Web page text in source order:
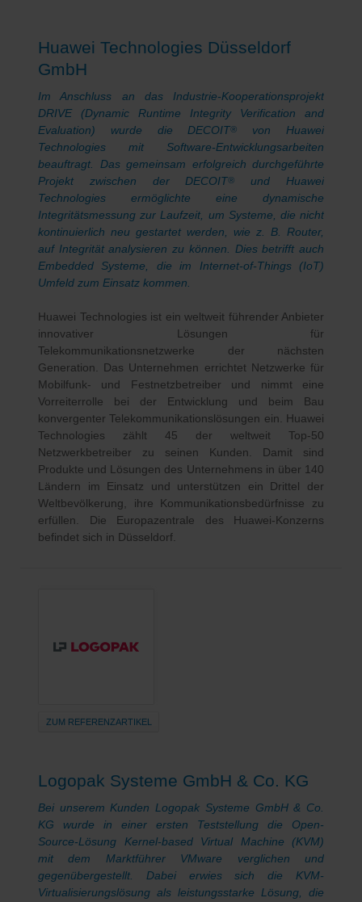
Huawei Technologies Düsseldorf
GmbH
Im Anschluss an das Industrie-Kooperationsprojekt
DRIVE (Dynamic Runtime Integrity Verification and
Evaluation) wurde die DECOIT®
von Huawei
Technologies mit Software-Entwicklungsarbeiten
beauftragt. Das gemeinsam erfolgreich durchgeführte
Projekt zwischen der DECOIT®
und Huawei
Technologies ermöglichte eine dynamische
Integritätsmessung zur Laufzeit, um Systeme, die nicht
kontinuierlich neu gestartet werden, wie z. B. Router,
auf Integrität analysieren zu können. Dies betrifft auch
Embedded Systeme, die im Internet-of-Things (IoT)
Umfeld zum Einsatz kommen.
Huawei Technologies ist ein weltweit führender Anbieter
innovativer Lösungen für
Telekommunikationsnetzwerke der nächsten
Generation. Das Unternehmen errichtet Netzwerke für
Mobilfunk- und Festnetzbetreiber und nimmt eine
Vorreiterrolle bei der Entwicklung und beim Bau
konvergenter Telekommunikationslösungen ein. Huawei
Technologies zählt 45 der weltweit Top-50
Netzwerkbetreiber zu seinen Kunden. Damit sind
Produkte und Lösungen des Unternehmens in über 140
Ländern im Einsatz und unterstützen ein Drittel der
Weltbevölkerung, ihre Kommunikationsbedürfnisse zu
erfüllen. Die Europazentrale des Huawei-Konzerns
befindet sich in Düsseldorf.
ZUM REFERENZARTIKEL
Logopak Systeme GmbH & Co. KG
Bei unserem Kunden Logopak Systeme GmbH & Co.
KG wurde in einer ersten Teststellung die Open-
Source-Lösung Kernel-based Virtual Machine (KVM)
mit dem Marktführer VMware verglichen und
gegenübergestellt. Dabei erwies sich die KVM-
Virtualisierungslösung als leistungsstarke Lösung, die